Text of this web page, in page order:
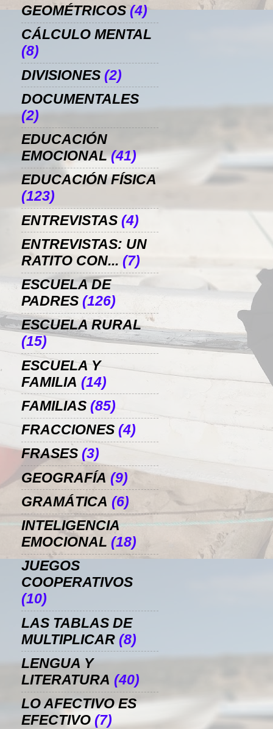
GEOMÉTRICOS (4)
CÁLCULO MENTAL
(8)
DIVISIONES (2)
DOCUMENTALES
(2)
EDUCACIÓN
EMOCIONAL (41)
EDUCACIÓN FÍSICA
(123)
ENTREVISTAS (4)
ENTREVISTAS: UN
RATITO CON... (7)
ESCUELA DE
PADRES (126)
ESCUELA RURAL
(15)
ESCUELA Y
FAMILIA (14)
FAMILIAS (85)
FRACCIONES (4)
FRASES (3)
GEOGRAFÍA (9)
GRAMÁTICA (6)
INTELIGENCIA
EMOCIONAL (18)
JUEGOS
COOPERATIVOS
(10)
LAS TABLAS DE
MULTIPLICAR (8)
LENGUA Y
LITERATURA (40)
LO AFECTIVO ES
EFECTIVO (7)